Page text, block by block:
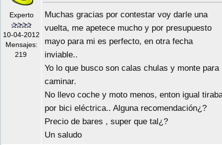
Experto
10-04-2012
Mensajes:
219
Muchas gracias por contestar voy darle una
vuelta, me apetece mucho y por presupuesto
mayo para mi es perfecto, en otra fecha
inviable..
Yo lo que busco son calas chulas y monte para
caminar.
No llevo coche y moto menos, enton igual
por bici eléctrica.. Alguna recomendación¿?
Precio de bares , super que tal¿?
Un saludo